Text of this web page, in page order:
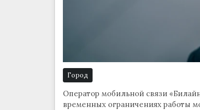
Город
Оператор мобильной связи
временных ограничениях работы